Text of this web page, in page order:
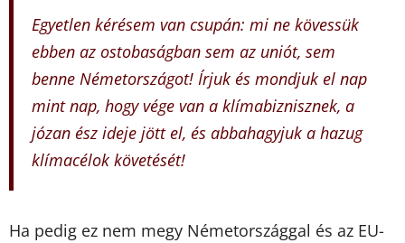
Egyetlen kérésem van csupán: mi ne kövessük
ebben az ostobaságban sem az uniót, sem
benne Németországot! Írjuk és mondjuk el nap
mint nap, hogy vége van a klímabiznisznek, a
józan ész ideje jött el, és abbahagyjuk a hazug
klímacélok követését!
Ha pedig ez nem megy Németországgal és az EU-